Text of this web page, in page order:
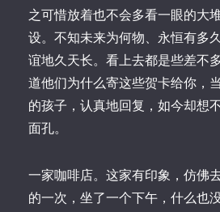
之可惜放着也不会多看一眼的大
设。不知未来为何物、永恒有多
谊地久天长。看上去都是些差不
道他们为什么寄这些贺卡给你，
的孩子，认真地回复，如今却想
面孔。
一家咖啡店。这家有印象，仿佛
的一次，坐了一个下午，什么也